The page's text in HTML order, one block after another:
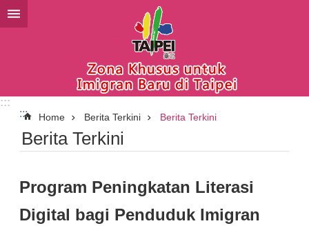
Lompat ke blok konten utama
:::
::: Home Berita Terkini Berita Terkini
Berita Terkini
Program Peningkatan Literasi
Digital bagi Penduduk Imigran